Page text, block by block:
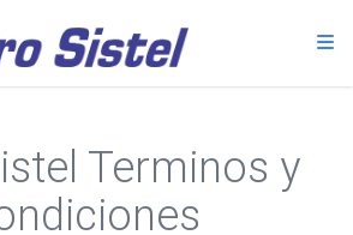
Terminos y